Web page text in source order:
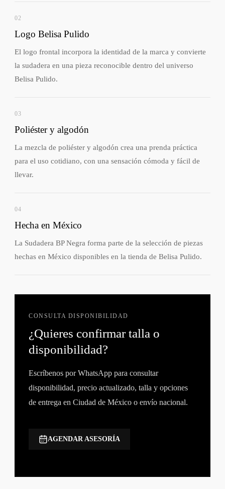
02
Logo Belisa Pulido
El logo frontal incorpora la identidad de la marca y convierte
la sudadera en una pieza reconocible dentro del universo
Belisa Pulido.
03
Poliéster y algodón
La mezcla de poliéster y algodón crea una prenda práctica
para el uso cotidiano, con una sensación cómoda y fácil de
llevar.
04
Hecha en México
La Sudadera BP Negra forma parte de la selección de piezas
hechas en México disponibles en la tienda de Belisa Pulido.
CONSULTA DISPONIBILIDAD
¿Quieres confirmar talla o
disponibilidad?
Escríbenos por WhatsApp para consultar
disponibilidad, precio actualizado, talla y opciones
de entrega en Ciudad de México o envío nacional.
AGENDAR ASESORÍA